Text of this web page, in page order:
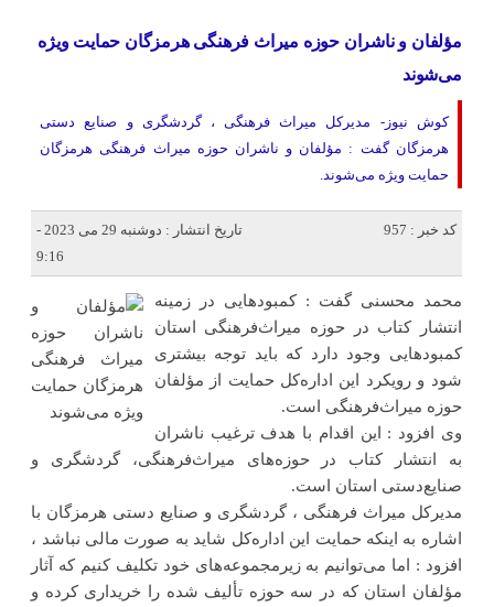
مؤلفان و ناشران حوزه میراث‌ فرهنگی هرمزگان حمایت ویژه
می‌شوند
کوش نیوز- مدیرکل میراث‌ فرهنگی ، گردشگری و صنایع‌ دستی
هرمزگان گفت : مؤلفان و ناشران حوزه میراث‌ فرهنگی هرمزگان
حمایت ویژه می‌شوند.
کد خبر : 957
تاریخ انتشار : دوشنبه 29 می 2023 -
9:16
محمد محسنی گفت : کمبودهایی در زمینه
انتشار کتاب در حوزه میراث‌فرهنگی استان
کمبودهایی وجود دارد که باید توجه بیشتری
شود و رویکرد این اداره‌کل حمایت از مؤلفان
حوزه میراث‌فرهنگی است.
وی افزود : این اقدام با هدف ترغیب ناشران
به انتشار کتاب در حوزه‌های میراث‌فرهنگی، گردشگری و
صنایع‌دستی استان است.
مدیرکل میراث‌ فرهنگی ، گردشگری و صنایع‌ دستی هرمزگان با
اشاره به اینکه حمایت این اداره‌کل شاید به‌ صورت مالی نباشد ،
افزود : اما می‌توانیم به زیرمجموعه‌های خود تکلیف کنیم که آثار
مؤلفان استان که در سه حوزه تألیف شده را خریداری کرده و